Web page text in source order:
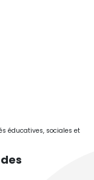
éducatives, sociales et